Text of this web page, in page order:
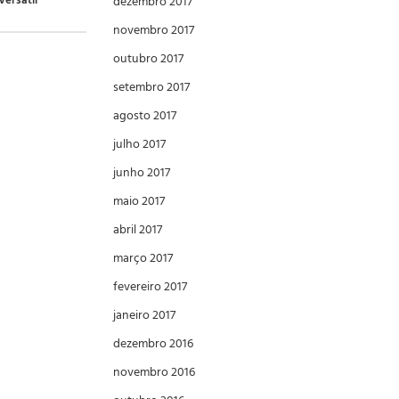
novembro 2017
outubro 2017
setembro 2017
agosto 2017
julho 2017
junho 2017
maio 2017
abril 2017
março 2017
fevereiro 2017
janeiro 2017
dezembro 2016
novembro 2016